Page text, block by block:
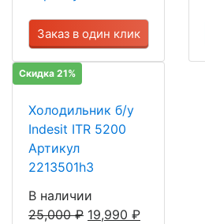
Заказ в один клик
Скидка 21%
Холодильник б/у
Indesit ITR 5200
Артикул
2213501h3
В наличии
25,000₽ 19,990 ₽